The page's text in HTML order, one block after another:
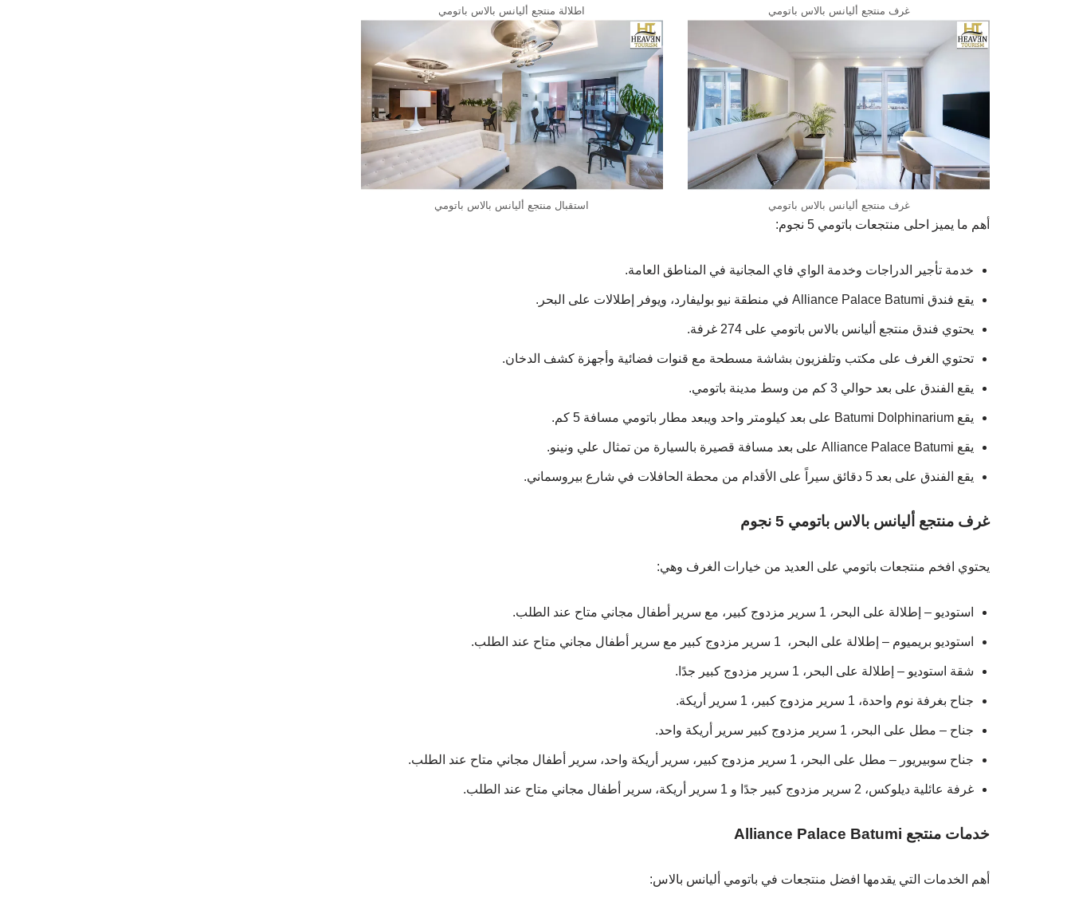
غرف منتجع أليانس بالاس باتومي اطلالة منتجع أليانس بالاس باتومي
غرف منتجع أليانس بالاس باتومي استقبال منتجع أليانس بالاس باتومي
أهم ما يميز احلى منتجعات باتومي 5 نجوم:
خدمة تأجير الدراجات وخدمة الواي فاي المجانية في المناطق العامة.
يقع فندق Alliance Palace Batumi في منطقة نيو بوليفارد، ويوفر إطلالات على البحر.
يحتوي فندق منتجع أليانس بالاس باتومي على 274 غرفة.
تحتوي الغرف على مكتب وتلفزيون بشاشة مسطحة مع قنوات فضائية وأجهزة كشف الدخان.
يقع الفندق على بعد حوالي 3 كم من وسط مدينة باتومي.
يقع Batumi Dolphinarium على بعد كيلومتر واحد ويبعد مطار باتومي مسافة 5 كم.
يقع Alliance Palace Batumi على بعد مسافة قصيرة بالسيارة من تمثال علي ونينو.
يقع الفندق على بعد 5 دقائق سيراً على الأقدام من محطة الحافلات في شارع بيروسماني.
غرف منتجع أليانس بالاس باتومي 5 نجوم
يحتوي افخم منتجعات باتومي على العديد من خيارات الغرف وهي:
استوديو – إطلالة على البحر، 1 سرير مزدوج كبير، مع سرير أطفال مجاني متاح عند الطلب.
استوديو بريميوم – إطلالة على البحر، 1 سرير مزدوج كبير مع سرير أطفال مجاني متاح عند الطلب.
شقة استوديو – إطلالة على البحر، 1 سرير مزدوج كبير جدًا.
جناح بغرفة نوم واحدة، 1 سرير مزدوج كبير، 1 سرير أريكة.
جناح – مطل على البحر، 1 سرير مزدوج كبير سرير أريكة واحد.
جناح سوبيريور – مطل على البحر، 1 سرير مزدوج كبير، سرير أريكة واحد، سرير أطفال مجاني متاح عند الطلب.
غرفة عائلية ديلوكس، 2 سرير مزدوج كبير جدًا و 1 سرير أريكة، سرير أطفال مجاني متاح عند الطلب.
خدمات منتجع Alliance Palace Batumi
أهم الخدمات التي يقدمها افضل منتجعات في باتومي أليانس بالاس: